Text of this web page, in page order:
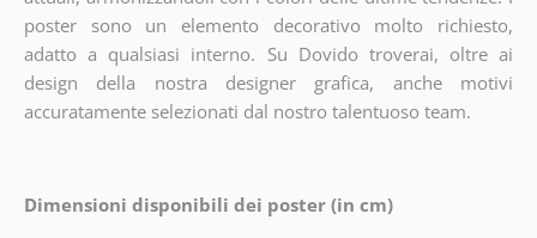
poster sono un elemento decorativo molto richiesto,
adatto a qualsiasi interno. Su Dovido troverai, oltre ai
design della nostra designer grafica, anche motivi
accuratamente selezionati dal nostro talentuoso team.
Dimensioni disponibili dei poster (in cm)